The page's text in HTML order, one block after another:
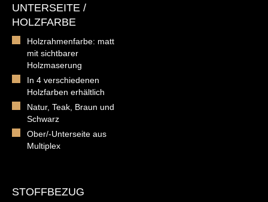
UNTERSEITE /
HOLZFARBE
Holzrahmenfarbe: matt
mit sichtbarer
Holzmaserung
In 4 verschiedenen
Holzfarben erhältlich
Natur, Teak, Braun und
Schwarz
Ober/-Unterseite aus
Multiplex
STOFFBEZUG